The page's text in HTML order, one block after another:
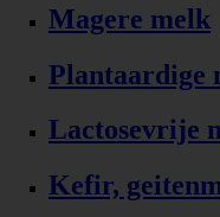
Magere melk
Plantaardige
Lactosevrije
Kefir,